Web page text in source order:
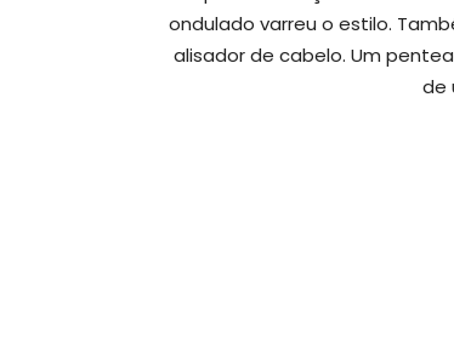
ondulado varreu o estilo.
alisador de cabelo. Um
de